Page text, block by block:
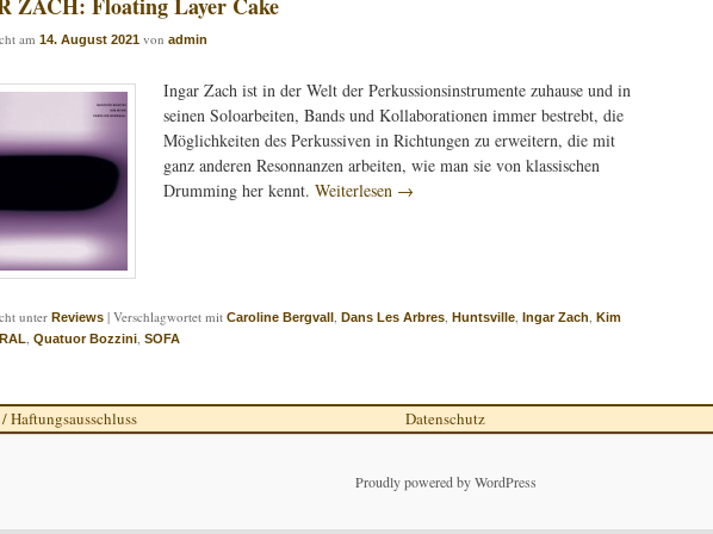
am 14. August 2021 von admin
Ingar Zach ist in der Welt der Perkussionsinstrumente zuhause und in
seinen Soloarbeiten, Bands und Kollaborationen immer bestrebt, die
Möglichkeiten des Perkussiven in Richtungen zu erweitern, die mit
ganz anderen Resonnanzen arbeiten, wie man sie von klassischen
Drumming her kennt. Weiterlesen →
unter Reviews | Verschlagwortet mit Caroline Bergvall , Dans Les Arbres, Huntsville, Ingar Zach, Kim
, Quatuor Bozzini, SOFA
Haftungsausschluss Datenschutz
Proudly powered by WordPress